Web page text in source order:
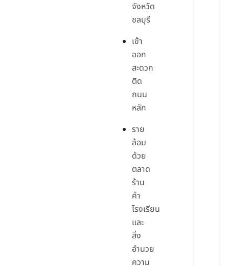
จังหวัด
ชลบุรี
เข้า
ออก
สะดวก
ติด
ถนน
หลัก
ราย
ล้อม
ด้วย
ตลาด
ร้าน
ค้า
โรงเรียน
และ
สิ่ง
อำนวย
ความ